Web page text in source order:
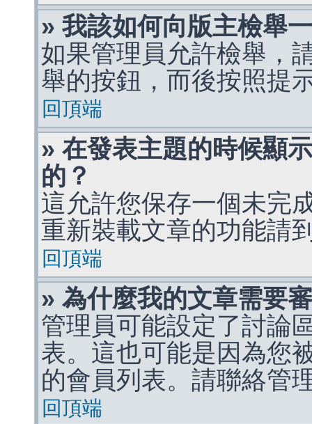
» 我該如何向版主檢舉
如果管理員允許檢舉，
舉的按鈕，而後按照提
回頂端
» 在發表主題的時候顯
的？
這允許您保存一個未完
重新裝載文章的功能請
回頂端
» 為什麼我的文章需要
管理員可能設定了討論
表。這也可能是因為您
的會員列表。請聯絡管
回頂端